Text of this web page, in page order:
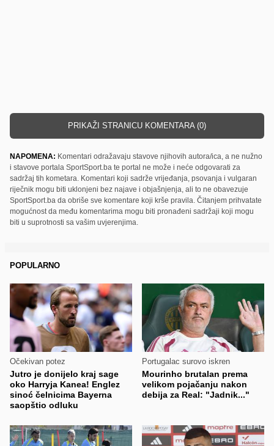
PRIKAŽI STRANICU KOMENTARA (0)
NAPOMENA: Komentari odražavaju stavove njihovih autora/ica, a ne nužno
i stavove portala SportSport.ba te portal ne može i neće odgovarati za
sadržaj tih kometara. Komentari koji sadrže vrijeđanja, psovanja i vulgaran
riječnik mogu biti uklonjeni bez najave i objašnjenja, ali to ne obavezuje
SportSport.ba da obriše sve komentare koji krše pravila. Čitanjem prihvatate
mogućnost da među komentarima mogu biti pronađeni sadržaji koji mogu
biti u suprotnosti sa vašim uvjerenjima.
POPULARNO
Očekivan potez
Jutro je donijelo kraj sage
oko Harryja Kanea! Englez
sinoć čelnicima Bayerna
saopštio odluku
Portugalac surovo iskren
Mourinho brutalan prema
velikom pojačanju nakon
debija za Real: "Jadnik..."